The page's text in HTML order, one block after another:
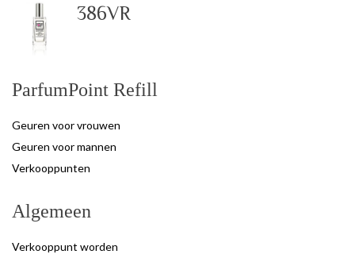
386VR
ParfumPoint Refill
Geuren voor vrouwen
Geuren voor mannen
Verkooppunten
Algemeen
Verkooppunt worden